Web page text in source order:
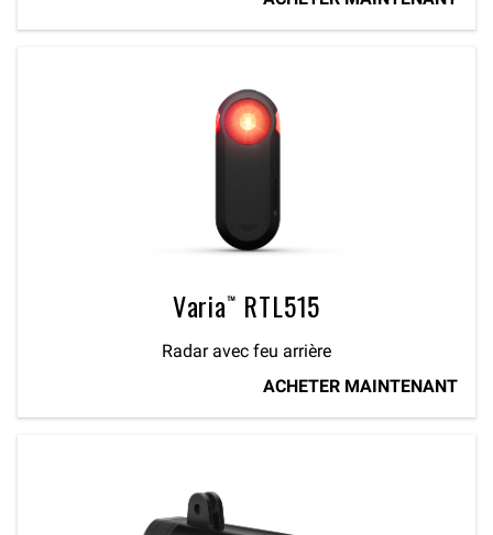
Varia™ RTL515
Radar avec feu arrière
ACHETER MAINTENANT